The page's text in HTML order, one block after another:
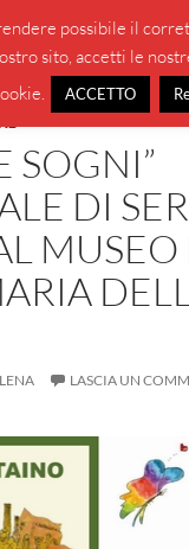
SOGNI”
DI
MUSEO
LASCIA UN
possibile il
sito, accetti le
ACCETTO